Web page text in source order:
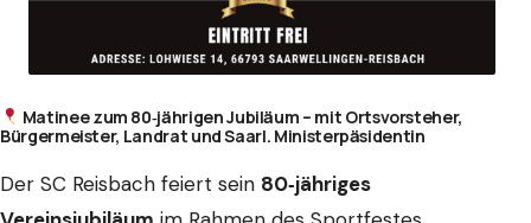
Matinee zum 80‑jährigen Jubiläum – mit Ortsvorsteher,
Bürgermeister, Landrat und Saarl. Ministerpäsidentin
Der SC Reisbach feiert sein 80‑jähriges